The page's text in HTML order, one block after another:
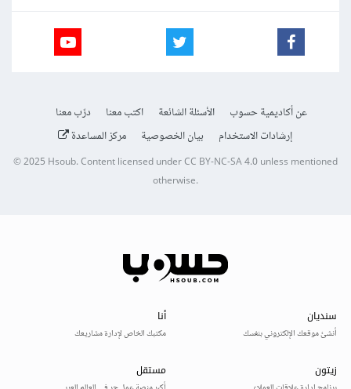
عن أكاديمية حسوب الأسئلة الشائعة اكتب معنا
درّب معنا
إرشادات الاستخدام
بيان الخصوصية مركز المساعدة
© 2025Hsoub.Content licensed underCC BY-NC-SA 4.0unless mentioned
otherwise.